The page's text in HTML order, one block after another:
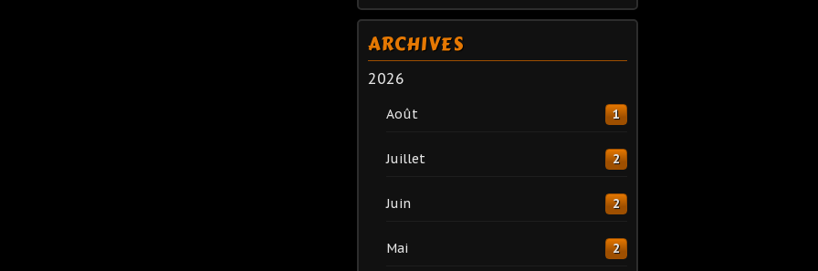
ARCHIVES
2026
Août 1
Juillet 2
Juin 2
Mai 2